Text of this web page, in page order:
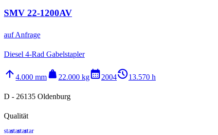
SMV 22-1200AV
auf Anfrage
Diesel 4-Rad Gabelstapler
arrow_upward 4.000 mm weight 22.000 kgcalendar_month2004history_213.570 h
D - 26135 Oldenburg
Qualität
starstarstarstar